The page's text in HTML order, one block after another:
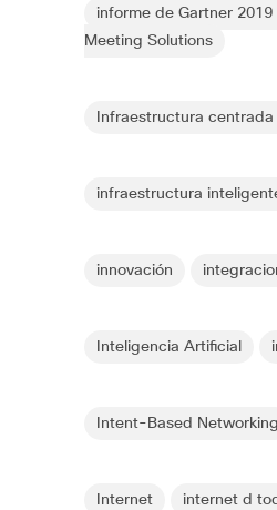
informe de Gartner
Meeting Solutions
Infraestructura
infraestructura
innovación
Inteligencia Artificial
Intent-Based Networking
Internet internet d